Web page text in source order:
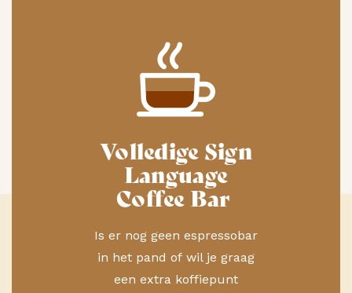
Volledige Sign
Language
Coffee Bar
Is er nog geen espressobar
in het pand of wil je graag
een extra koffiepunt